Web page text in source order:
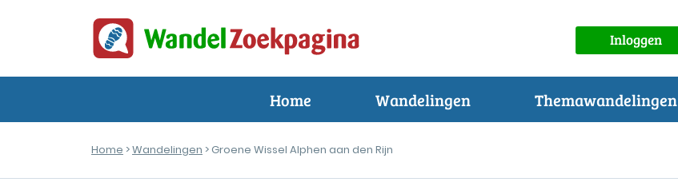
Inloggen
Home Wandelingen Themawandelingen
Home >Wandelingen > Groene Wissel Alphen aan den Rijn